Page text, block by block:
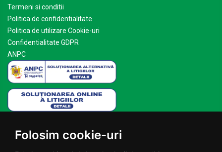
Folosim cookie-uri
Termeni si conditii
Politica de confidentialitate
Politica de utilizare Cookie-uri
Confidentialitate GDPR
ANPC
Acasa